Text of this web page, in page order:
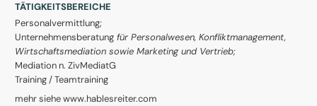
TÄTIGKEITSBEREICHE
Personalvermittlung;
Unternehmensberatung für Personalwesen, Konfliktmanagement,
Wirtschaftsmediation sowie Marketing und Vertrieb;
Mediation n. ZivMediatG
Training / Teamtraining
mehr siehe www.hablesreiter.com